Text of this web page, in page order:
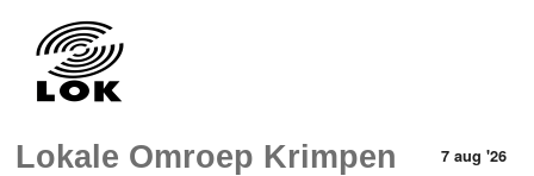
Lokale Omroep Krimpen 7 aug '26